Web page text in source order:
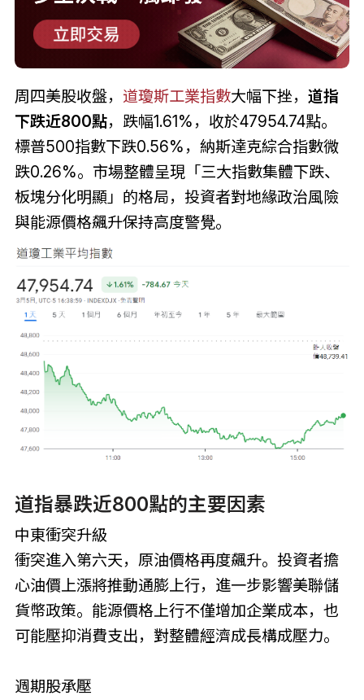
周四美股收盤， 道瓊斯工業指數大幅下挫， 道指
下跌近800點，跌幅1.61%，收於47954.74點。
標普500指數下跌0.56%，納斯達克綜合指數微
跌0.26%。市場整體呈現「三大指數集體下跌、
板塊分化明顯」的格局，投資者對地緣政治風險
與能源價格飆升保持高度警覺。
道指暴跌近800點的主要因素
中東衝突升級
衝突進入第六天，原油價格再度飆升。投資者擔
心油價上漲將推動通膨上行，進一步影響美聯儲
貨幣政策。能源價格上行不僅增加企業成本，也
可能壓抑消費支出，對整體經濟成長構成壓力。
週期股承壓